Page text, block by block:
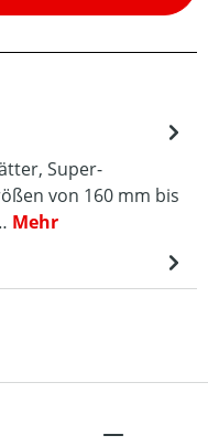
Super-
von 160 mm bis
Mehr